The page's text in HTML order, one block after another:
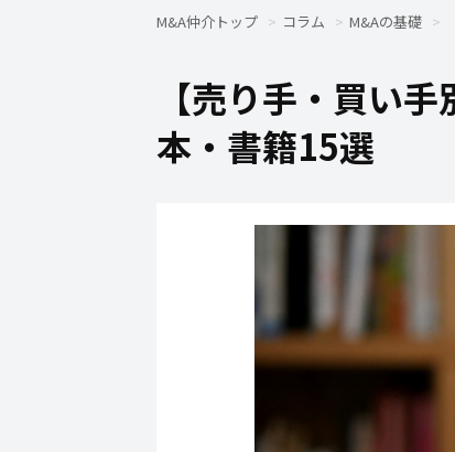
M&A仲介トップ コラム M&Aの基礎
【売り手・買い
本・書籍15選